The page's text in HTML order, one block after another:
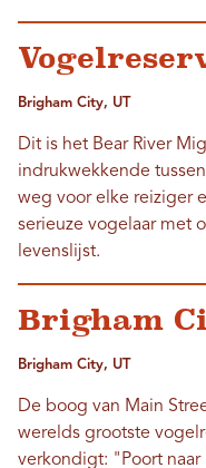
Brigham City, UT
Dit is het Bear River
indrukwekkende
weg voor elke reiziger
serieuze vogelaar met
levenslijst.
Brigham
Brigham City, UT
De boog van Main
werelds grootste
verkondigt: "Poort